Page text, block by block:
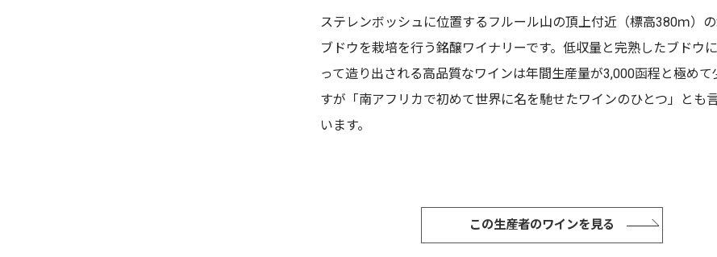
ステレンボッシュに位置するフルール山の頂上付近（標高380ｍ）
ブドウを栽培を行う銘醸ワイナリーです。低収量と完熟したブドウ
って造り出される高品質なワインは年間生産量が3,000函程と極めて
すが「南アフリカで初めて世界に名を馳せたワインのひとつ」とも
います。
この生産者のワインを見る